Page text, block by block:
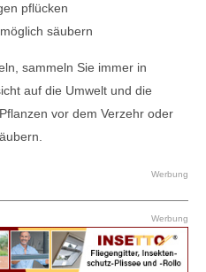
pflücken
säubern
sammeln Sie immer in
auf die Umwelt und die
vor dem Verzehr oder
Werbung
Werbung